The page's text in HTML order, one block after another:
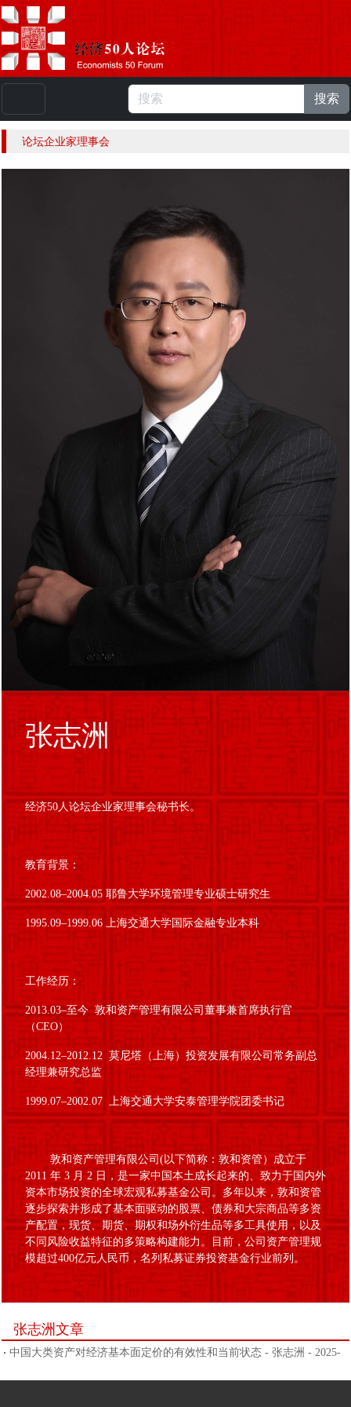
人 |English
搜索
论坛企业家理事会
张志洲
经济50人论坛企业家理事会秘书长。
教育背景：
2002.08–2004.05 耶鲁大学环境管理专业硕士研究生
1995.09–1999.06 上海交通大学国际金融专业本科
工作经历：
2013.03–至今 敦和资产管理有限公司董事兼首席执行官
（CEO）
2004.12–2012.12 莫尼塔（上海）投资发展有限公司常务副总
经理兼研究总监
1999.07–2002.07 上海交通大学安泰管理学院团委书记
敦和资产管理有限公司(以下简称：敦和资管）成立于
2011 年 3 月 2 日，是一家中国本土成长起来的、致力于国内外
资本市场投资的全球宏观私募基金公司。多年以来，敦和资管
逐步探索并形成了基本面驱动的股票、债券和大宗商品等多资
产配置，现货、期货、期权和场外衍生品等多工具使用，以及
不同风险收益特征的多策略构建能力。目前，公司资产管理规
模超过400亿元人民币，名列私募证券投资基金行业前列。
张志洲文章
中国大类资产对经济基本面定价的有效性和当前状态 - 张志洲 - 2025-